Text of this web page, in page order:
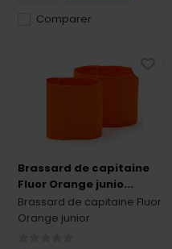
Comparer
Brassard de capitaine
Fluor Orange junio...
Brassard de capitaine Fluor
Orange junior